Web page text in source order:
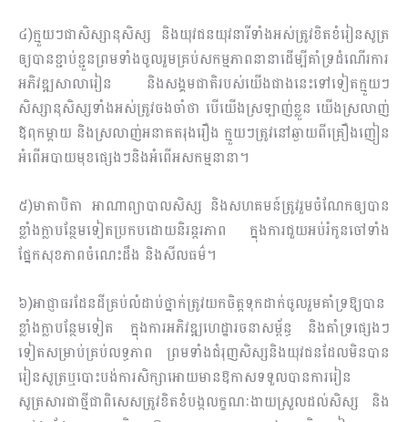
៤)ក្មួយៗជាសិស្សានុសិស្ស និងយុវជនយុវនារីទាំងអស់ត្រូវខិតខំរៀនសូត្រ
ឲ្យបានខ្ជាប់ខ្ជួនព្រមទាំងចូលរួមគ្រប់សកម្មភាពនានាដើម្បីគាំទ្រដំណើរការ
អភិវឌ្ឍសាលារៀន និងសង្គមជាតិរបស់យើងជាងនេះទៅទៀតក្មួយៗ
សិស្សានុសិស្សទាំងអស់ត្រូវចងចាំថា បើយើងស្រឡាញ់ខ្លួន យើងស្រលាញ់
ឪពុកម្ដាយ និងស្រលាញ់អនាគតរុងរឿង ក្មួយៗត្រូវនៅឆ្ងាយពីគ្រឿងញៀន
អំពើអបាយមុខផ្សេងៗនិងអំពើអសកម្មនានា។
៥)មាតាបិតា អាណាព្យាបាលសិស្ស និងសហគមន៍ត្រូវរួមចំណែកឲ្យបាន
ខ្លាំងក្លាបន្ថែមទៀតប្រកបដោយនិរន្តរភាព ក្នុងការជួយអប់រំកូនចៅទាំង
ផ្នែកសុខភាពចំណេះដឹង និងសីលធម៌។
៦)អាជ្ញាធរដែនដីគ្រប់លំដាប់ថ្នាក់ត្រូវយកចិត្តទុកដាក់ចូលរួមគាំទ្រឱ្យបាន
ខ្លាំងក្លាបន្ថែមទៀត ក្នុងការអភិវឌ្ឍហេដ្ឋារចនាសម្ព័ន្ធ និងគាំទ្រផ្សេងៗ
ទៀតសម្រាប់គ្រប់លទ្ធភាព ព្រមទាំងជំរុញសិស្សនិងយុវជនដែលមិនបាន
រៀនសូត្រឬបោះបង់ការសិក្សាអោយមានឱកាសទទួលបានការរៀន
សូត្រសារជាថ្មីជាពិសេសត្រូវខិតខំបង្កលក្ខណៈងាយស្រួលដល់សិស្ស និង